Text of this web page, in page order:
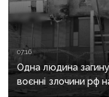
07:16
Одна людина
воєнні злочини рф